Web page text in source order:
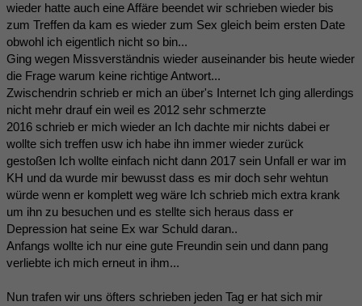
wieder hatte auch eine Affäre beendet wir schrieben wieder bis
zum Treffen da kam es wieder zum Sex gleich beim ersten Date
obwohl ich eigentlich nicht so bin...
Ging wegen Missverständnis wieder auseinander bis heute wieder
die Frage warum keine richtige Antwort...
Zwischendrin schrieb er mich an über's Internet Ich ging allerdings
nicht mehr drauf ein weil es 2012 sehr schmerzte
2016 schrieb er mich wieder an Ich dachte mir nichts dabei er
wollte sich treffen usw ich habe ihn immer wieder zurück
gestoßen Ich wollte einfach nicht dann 2017 sein Unfall er war im
KH und da wurde mir bewusst dass es mir doch sehr wehtun
würde wenn er komplett weg wäre Ich schrieb mich extra krank
um ihn zu besuchen und es stellte sich heraus dass er
Depression hat seine Ex war Schuld daran..
Anfangs wollte ich nur eine gute Freundin sein und dann pang
verliebte ich mich erneut in ihm...
Nun trafen wir uns öfters schrieben jeden Tag er hat sich mir